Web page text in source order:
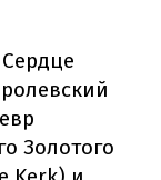
Сердце
Золотого